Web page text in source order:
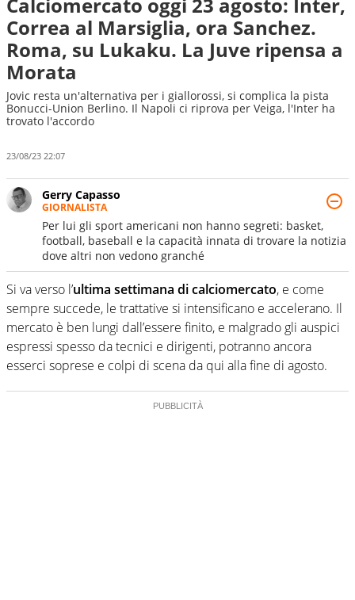
Correa al Marsiglia, ora Sanchez.
Roma, su Lukaku. La Juve ripensa a
Morata
Jovic resta un'alternativa per i giallorossi, si complica la pista
Bonucci-Union Berlino. Il Napoli ci riprova per Veiga, l'Inter ha
trovato l'accordo
23/08/23 22:07
Gerry Capasso
GIORNALISTA
Per lui gli sport americani non hanno segreti: basket,
football, baseball e la capacità innata di trovare la notizia
dove altri non vedono granché
Si va verso l’ultima settimana di calciomercato, e come
sempre succede, le trattative si intensificano e accelerano. Il
mercato è ben lungi dall’essere finito, e malgrado gli auspici
espressi spesso da tecnici e dirigenti, potranno ancora
esserci soprese e colpi di scena da qui alla fine di agosto.